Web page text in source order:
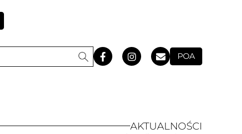
POA
AKTUALNOŚCI